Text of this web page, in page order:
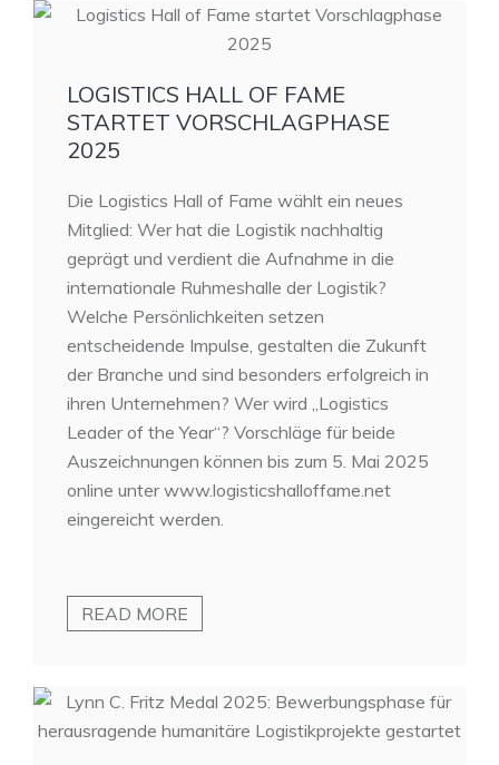
LOGISTICS HALL OF FAME
STARTET VORSCHLAGPHASE
2025
Die Logistics Hall of Fame wählt ein neues
Mitglied: Wer hat die Logistik nachhaltig
geprägt und verdient die Aufnahme in die
internationale Ruhmeshalle der Logistik?
Welche Persönlichkeiten setzen
entscheidende Impulse, gestalten die Zukunft
der Branche und sind besonders erfolgreich in
ihren Unternehmen? Wer wird „Logistics
Leader of the Year“? Vorschläge für beide
Auszeichnungen können bis zum 5. Mai 2025
online unter www.logisticshalloffame.net
eingereicht werden.
READ MORE